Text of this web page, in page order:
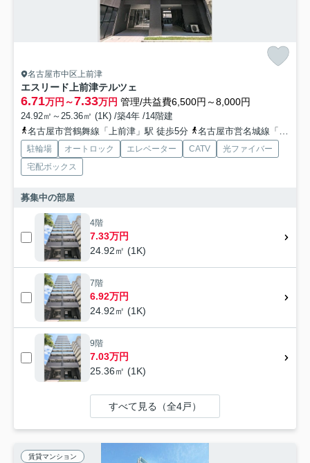
名古屋市中区上前津
エスリード上前津テルツェ
6.71万円～7.33万円 管理/共益費6,500円～8,000円
24.92㎡～25.36㎡ (1K) /築4年 /14階建
名古屋市営鶴舞線「上前津」駅 徒歩5分
名古屋市営名城線「東別院」駅 徒歩10分
駐輪場 オートロック エレベーター CATV
光ファイバー
宅配ボックス
募集中の部屋
4階
7.33万円
24.92㎡ (1K)
7階
6.92万円
24.92㎡ (1K)
9階
7.03万円
25.36㎡ (1K)
すべて見る（全4戸）
賃貸マンション